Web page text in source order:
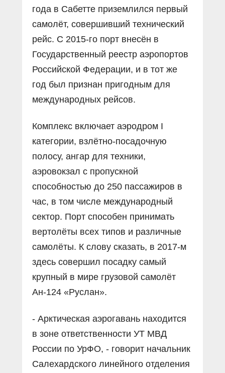
года в Сабетте приземлился первый
самолёт, совершивший технический
рейс. С 2015-го порт внесён в
Государственный реестр аэропортов
Российской Федерации, и в тот же
год был признан пригодным для
международных рейсов.
Комплекс включает аэродром I
категории, взлётно-посадочную
полосу, ангар для техники,
аэровокзал с пропускной
способностью до 250 пассажиров в
час, в том числе международный
сектор. Порт способен принимать
вертолёты всех типов и различные
самолёты. К слову сказать, в 2017-м
здесь совершил посадку самый
крупный в мире грузовой самолёт
Ан-124 «Руслан».
- Арктическая аэрогавань находится
в зоне ответственности УТ МВД
России по УрФО, - говорит начальник
Салехардского линейного отделения